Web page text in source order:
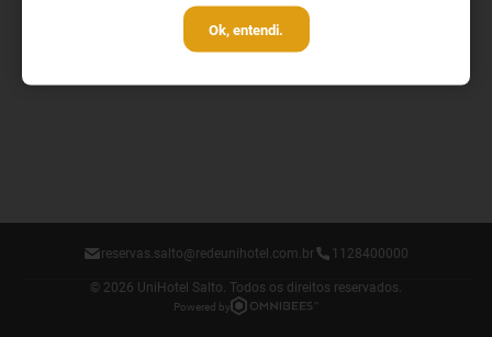
Ok, entendi.
reservas.salto@redeunihotel.com.br 1128400000
© 2026 UniHotel Salto. Todos os direitos reservados.
Powered by